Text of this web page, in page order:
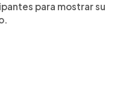
para mostrar su